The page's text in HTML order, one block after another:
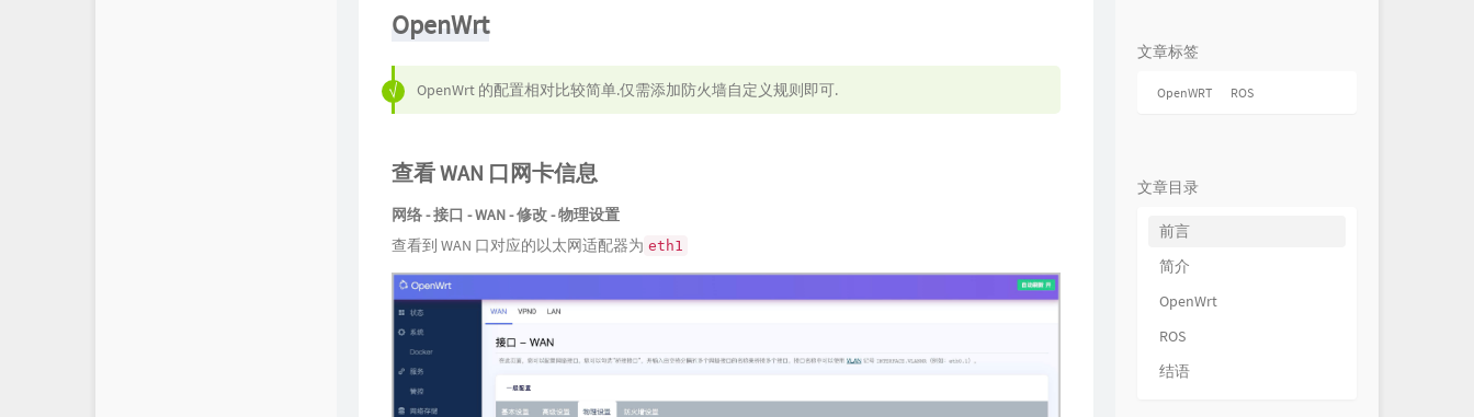
OpenWrt
OpenWrt 的配置相对比较简单.仅需添加防火墙自定义规则即可.
查看 WAN 口网卡信息
网络 - 接口 - WAN - 修改 - 物理设置
查看到 WAN 口对应的以太网适配器为 eth1
文章标签
OpenWRT ROS
文章目录
前言
简介
OpenWrt
ROS
结语